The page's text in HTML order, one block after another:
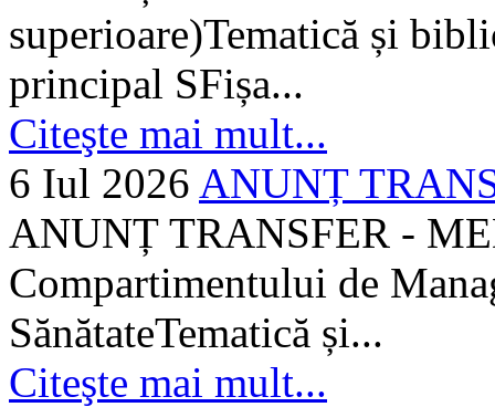
superioare)Tematică și
principal SFișa...
Citeşte mai mult...
6 Iul 2026 ANUNȚ
ANUNȚ TRANSFER -
Compartimentului de
SănătateTematică și...
Citeşte mai mult...